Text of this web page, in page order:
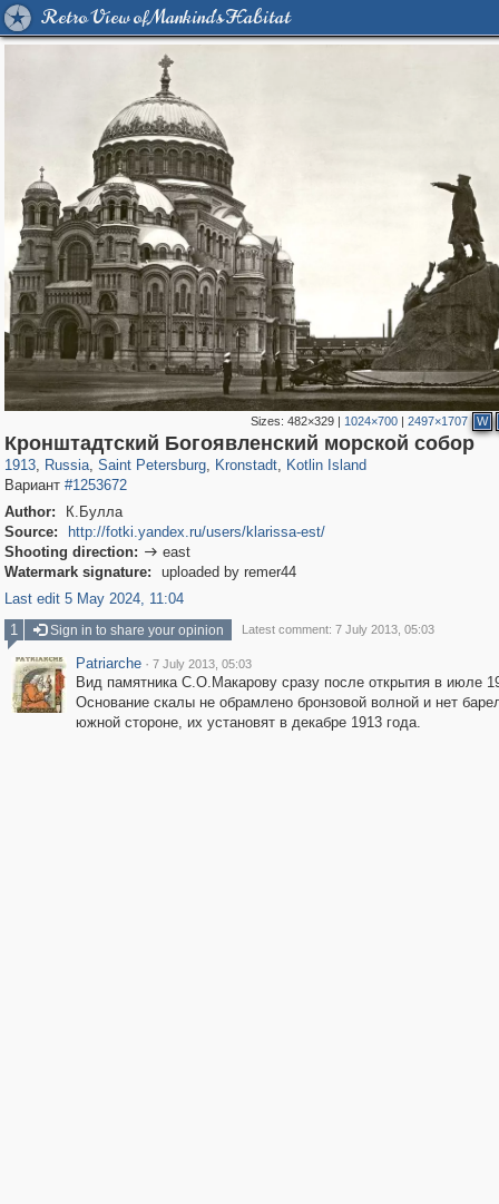
Retro View of Mankind's Habitat
Sizes:482×329 | 1024×700 |2497×1707 W
Кронштадтский Богоявленский морской собор
1913, Russia
1,406,939 29,248
, Saint Petersburg
197,175 5,714
, Kronstadt
2,178 73
, Kotlin Island
1,776 44
Вариант #1253672
Author:
К.Булла
Source:
http://fotki.yandex.ru/users/klarissa-est/
Shooting direction:  east
Watermark signature:
uploaded by remer44
Last edit 5 May 2024, 11:04
1
Sign in to share your opinion Latest comment: 7 July 2013, 05:03
Patriarche · 7 July 2013, 05:03
Вид памятника С.О.Макарову сразу после открытия в июле
Основание скалы не обрамлено бронзовой волной и нет
южной стороне, их установят в декабре 1913 года.